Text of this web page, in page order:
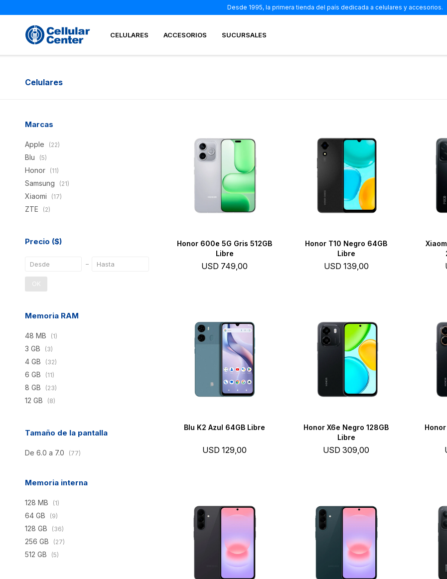
CELULARES ACCESORIOS SUCURSALES
Desde 1995, la primera tienda del país dedicada a celulares y accesorios.
Celulares
Honor 600e 5G Gris 512GB
Libre
USD 749,00
Honor T10 Negro 64GB
Libre
USD 139,00
Blu K2 Azul 64GB Libre
USD 129,00
Honor X6e Negro 128GB
Libre
USD 309,00
Marcas
Apple (22)
Blu (5)
Honor (11)
Samsung (21)
Xiaomi (17)
ZTE (2)
Precio ($)
OK
Memoria RAM
48 MB (1)
3 GB (3)
4 GB (32)
6 GB (11)
8 GB (23)
12 GB (8)
Tamaño de la pantalla
De 6.0 a 7.0 (77)
Memoria interna
128 MB (1)
64 GB (9)
128 GB (36)
256 GB (27)
512 GB (5)